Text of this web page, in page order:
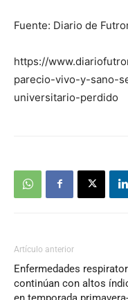
Fuente: Diario de
https://
parecio-vivo-y-sano-
universitario-perdido
Artículo anterior
Enfermedades
continúan con altos